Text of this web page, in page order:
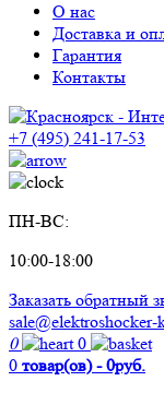
О нас
Доставка и
Гарантия
Контакты
+7 (495) 241-17-53
ПН-ВС:
10:00-18:00
Заказать обратный
sale@elektroshocker-
0
0
0 товар(ов) - 0руб.